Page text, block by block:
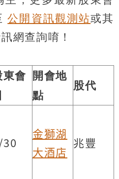
公開資訊觀測站或其
網查詢唷！
東會
開會地
點
股代
金獅湖
大酒店
兆豐